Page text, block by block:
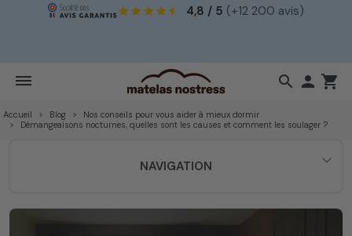
4,8 / 5 (+12 200 avis)
search  shopping_cart
Accueil Blog
Nos conseils pour vous aider à mieux dormir
Démangeaisons nocturnes, quelles sont les causes et comment les soulager ?
NAVIGATION